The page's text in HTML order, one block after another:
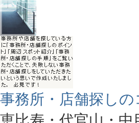
事務所・店舗探しの